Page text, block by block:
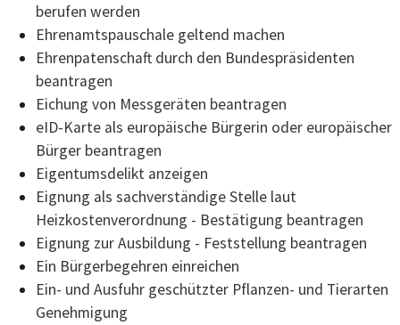
berufen werden
Ehrenamtspauschale geltend machen
Ehrenpatenschaft durch den Bundespräsidenten
beantragen
Eichung von Messgeräten beantragen
eID-Karte als europäische Bürgerin oder europäischer
Bürger beantragen
Eigentumsdelikt anzeigen
Eignung als sachverständige Stelle laut
Heizkostenverordnung - Bestätigung beantragen
Eignung zur Ausbildung - Feststellung beantragen
Ein Bürgerbegehren einreichen
Ein- und Ausfuhr geschützter Pflanzen- und Tierarten
Genehmigung